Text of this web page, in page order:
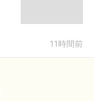
11時間前